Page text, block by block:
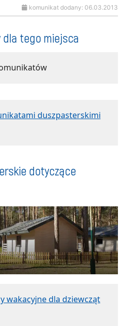
komunikat dodany: 06.03.2013
dla tego miejsca
duszpasterskimi
dotyczące
wakacyjne dla dziewcząt